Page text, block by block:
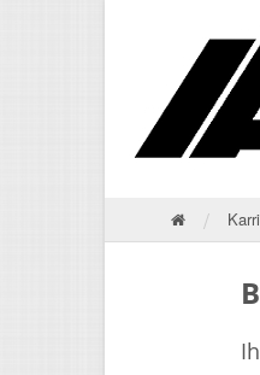
/